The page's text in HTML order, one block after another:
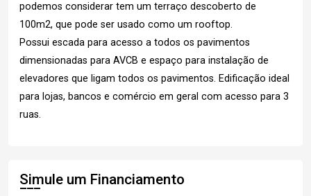
podemos considerar tem um terraço descoberto de
100m2, que pode ser usado como um rooftop.
Possui escada para acesso a todos os pavimentos
dimensionadas para AVCB e espaço para instalação de
elevadores que ligam todos os pavimentos. Edificação ideal
para lojas, bancos e comércio em geral com acesso para 3
ruas.
Simule um Financiamento